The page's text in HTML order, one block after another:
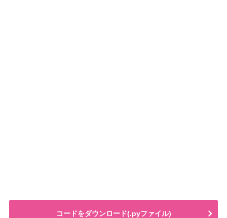
コードをダウンロード(.pyファイル)